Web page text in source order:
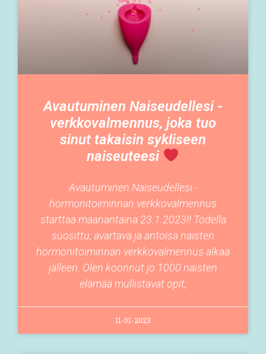
Avautuminen Naiseudellesi -
verkkovalmennus, joka tuo
sinut takaisin sykliseen
naiseuteesi
Avautuminen Naiseudellesi -
hormonitoiminnan verkkovalmennus
starttaa maanantaina 23.1.2023!! Todella
suosittu, avartava ja antoisa naisten
hormonitoiminnan verkkovalmennus alkaa
jälleen. Olen koonnut jo 1000 naisten
elämää mullistavat opit,
11-01-2023